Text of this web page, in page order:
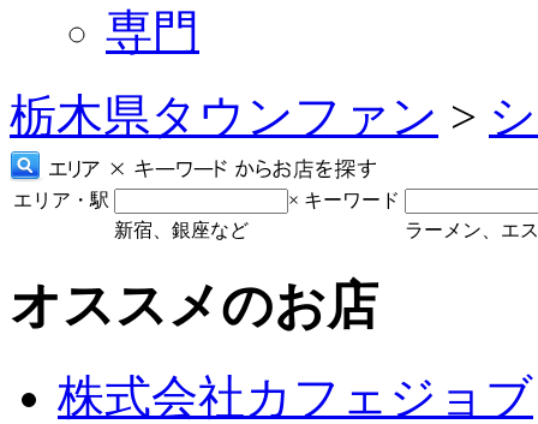
専門
栃木県タウンファン >
エリア・駅 × キーワード
新宿、銀座など
ラーメン、エ
オススメのお店
株式会社カフェジョブ